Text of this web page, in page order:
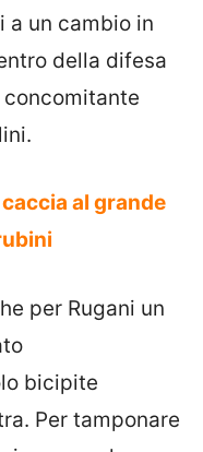
a un cambio in
della difesa
al grande
per Rugani un
bicipite
Per tamponare